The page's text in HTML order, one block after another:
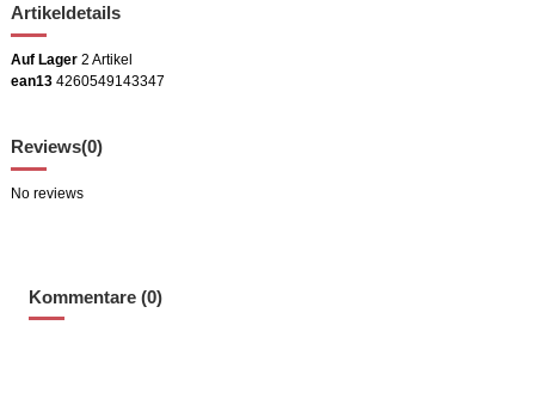
Artikeldetails
Auf Lager 2 Artikel
ean13 4260549143347
Reviews(0)
No reviews
Kommentare (0)